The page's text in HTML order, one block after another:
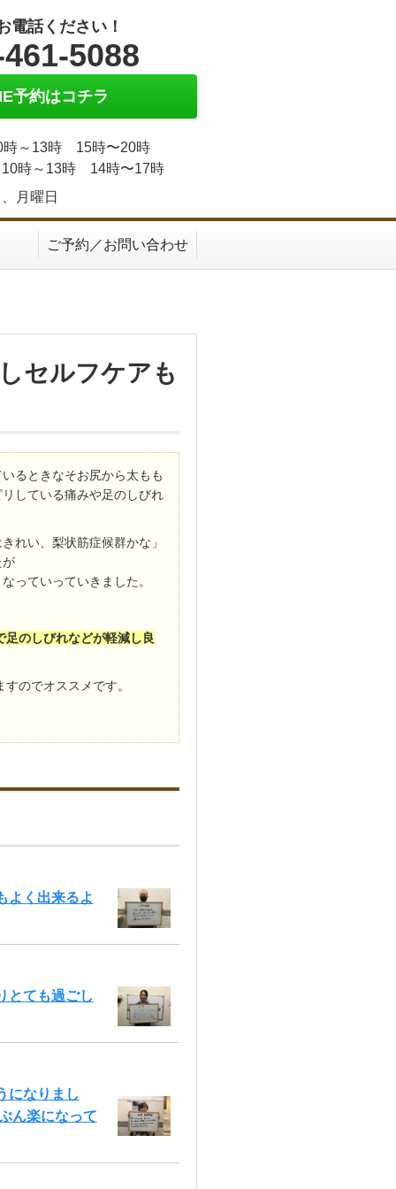
電話ください！
5088
予約はコチラ
時～13時 15時〜20時
10時～13時 14時〜17時
月曜日
ご予約／お問い合わせ
セルフケアも
るときなそお尻から太もも
している痛みや足のしびれ
れい、梨状筋症候群かな」
が
っていっていきました。
のしびれなどが軽減し良
のでオススメです。
よく出来るよ
とても過ごし
になりまし
ん楽になって